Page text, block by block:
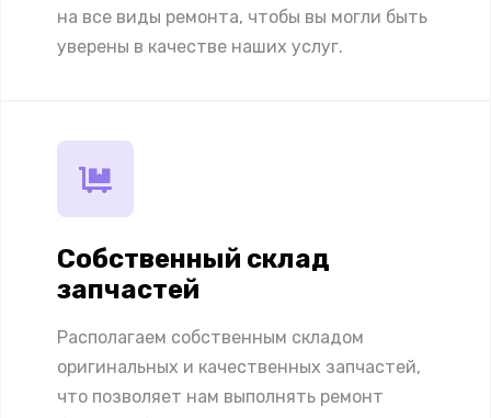
на все виды ремонта, чтобы вы могли быть
уверены в качестве наших услуг.
Собственный склад
запчастей
Располагаем собственным складом
оригинальных и качественных запчастей,
что позволяет нам выполнять ремонт